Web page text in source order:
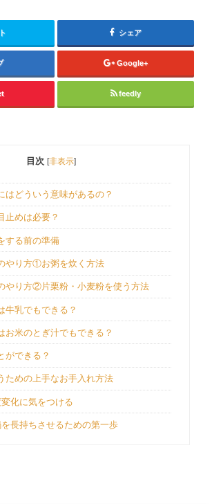
シェア
Google+
feedly
目次 [非表示]
はどういう意味があるの？
止めは必要？
する前の準備
やり方①お粥を炊く方法
やり方②片栗粉・小麦粉を使う方法
牛乳でもできる？
お米のとぎ汁でもできる？
ができる？
ための上手なお手入れ方法
化に気をつける
長持ちさせるための第一歩